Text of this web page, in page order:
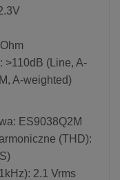
>110dB (Line, A-
A-weighted)
ES9038Q2M
(THD):
2.1 Vrms